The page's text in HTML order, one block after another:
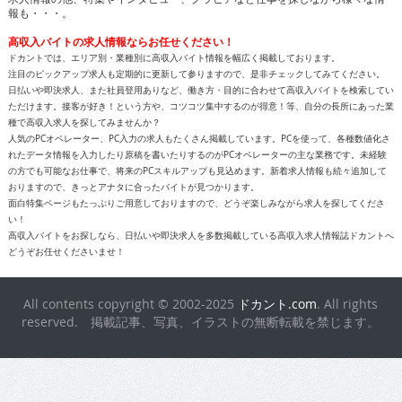
報も・・・。
高収入バイトの求人情報ならお任せください！
ドカントでは、エリア別・業種別に高収入バイト情報を幅広く掲載しております。
注目のピックアップ求人も定期的に更新して参りますので、是非チェックしてみてください。
日払いや即決求人、また社員登用ありなど、働き方・目的に合わせて高収入バイトを検索してい
ただけます。接客が好き！という方や、コツコツ集中するのが得意！等、自分の長所にあった業
種で高収入求人を探してみませんか？
人気のPCオペレーター、PC入力の求人もたくさん掲載しています。PCを使って、各種数値化さ
れたデータ情報を入力したり原稿を書いたりするのがPCオペレーターの主な業務です。未経験
の方でも可能なお仕事で、将来のPCスキルアップも見込めます。新着求人情報も続々追加して
おりますので、きっとアナタに合ったバイトが見つかります。
面白特集ページもたっぷりご用意しておりますので、どうぞ楽しみながら求人を探してくださ
い！
高収入バイトをお探しなら、日払いや即決求人を多数掲載している高収入求人情報誌ドカントへ
どうぞお任せくださいませ！
All contents copyright © 2002-2025 ドカント.com. All rights
reserved. 掲載記事、写真、イラストの無断転載を禁じます。